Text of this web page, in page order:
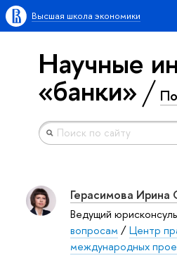
Высшая школа экономики
Научные
«банки»
Герасимова Ирина
Ведущий
вопросам /Центр
международных